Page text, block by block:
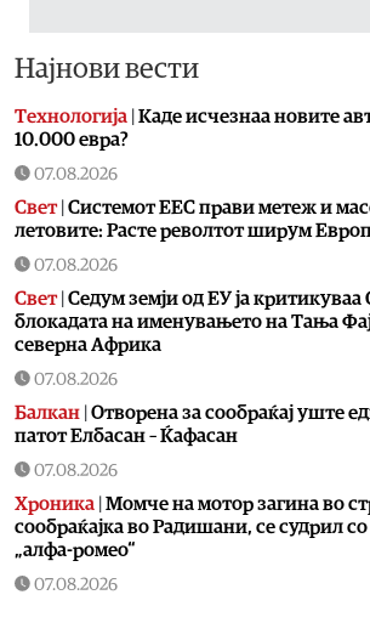
Најнови вести
Технологија Kаде исчезнаа новите
10.000 евра?
07.08.2026
Свет| Системот ЕЕС прави метеж и
летовите: Расте револтот ширум
07.08.2026
Свет| Седум земји од ЕУ ја критикуваа
блокадата на именувањето на Тања
cеверна Африка
07.08.2026
Балкан Отворена за сообраќај уште
патот Елбасан – Ќафасан
07.08.2026
Хроника Момче на мотор загина во
сообраќајка во Радишани, се судрил
„алфа-ромео“
07.08.2026